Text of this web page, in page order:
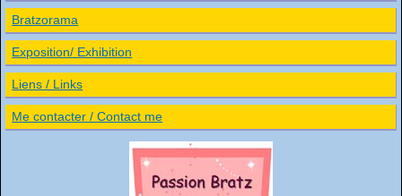
Bratzorama
Exposition/ Exhibition
Liens / Links
Me contacter / Contact me